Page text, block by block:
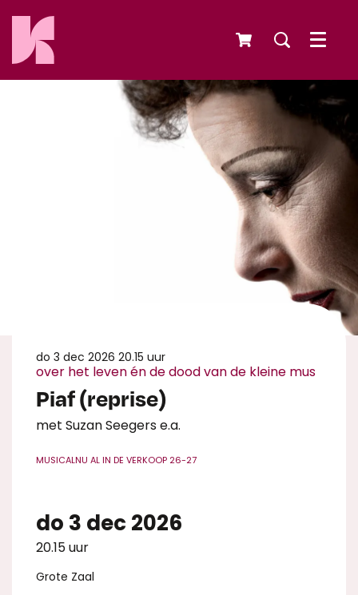
Menu
Piaf (reprise)
met Suzan Seegers e.a.
over het leven én de dood van de kleine mus
do 3 dec 2026 20.15 uur
MUSICALNU AL IN DE VERKOOP 26-27
do 3 dec 2026
20.15 uur
Grote Zaal